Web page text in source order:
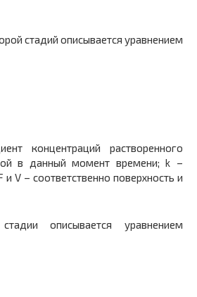
стадий описывается уравнением
концентраций растворенного
в данный момент времени; k –
и V – соответственно поверхность и
описывается уравнением